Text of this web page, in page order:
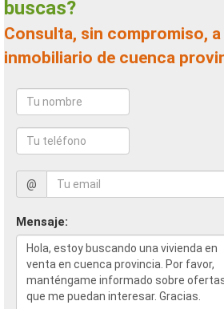
buscas?
Consulta, sin compromiso, a un agente
inmobiliario de cuenca
@
Mensaje: